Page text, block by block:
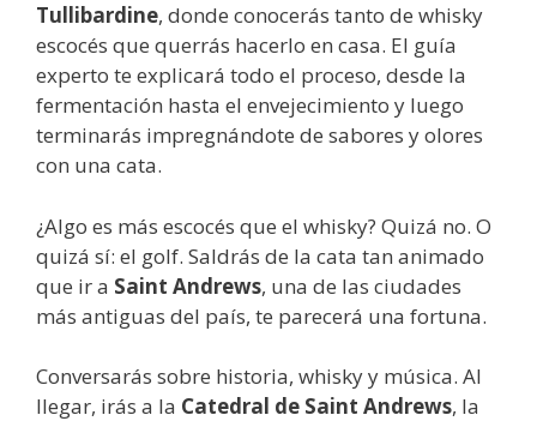
Tullibardine, donde conocerás tanto de whisky
escocés que querrás hacerlo en casa. El guía
experto te explicará todo el proceso, desde la
fermentación hasta el envejecimiento y luego
terminarás impregnándote de sabores y olores
con una cata.
¿Algo es más escocés que el whisky? Quizá no. O
quizá sí: el golf. Saldrás de la cata tan animado
que ir a Saint Andrews, una de las ciudades
más antiguas del país, te parecerá una fortuna.
Conversarás sobre historia, whisky y música. Al
llegar, irás a la Catedral de Saint Andrews, la